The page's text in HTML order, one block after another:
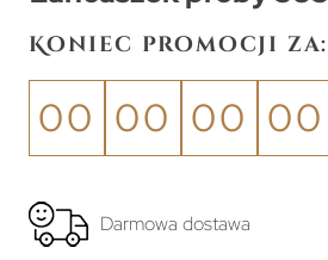
Koniec promocji za:
00 00 00 00
Darmowa dostawa